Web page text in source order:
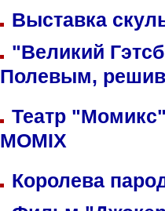
Выставка
"Великий
Полевым,
Театр
MOMIX
Королева